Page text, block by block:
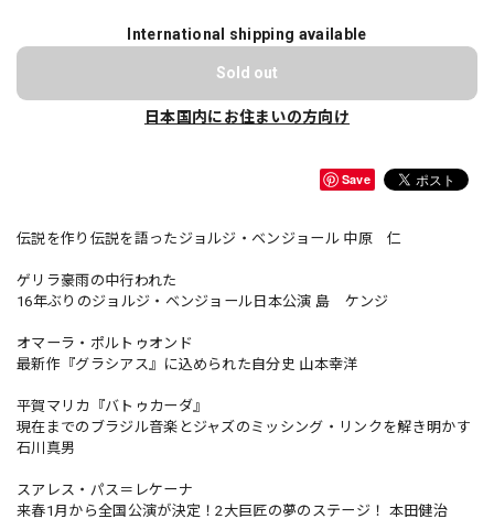
International shipping available
Sold out
日本国内にお住まいの方向け
Save
伝説を作り伝説を語ったジョルジ・ベンジョール 中原 仁
ゲリラ豪雨の中行われた
16年ぶりのジョルジ・ベンジョール日本公演 島 ケンジ
オマーラ・ポルトゥオンド
最新作『グラシアス』に込められた自分史 山本幸洋
平賀マリカ『バトゥカーダ』
現在までのブラジル音楽とジャズのミッシング・リンクを解き明かす
石川真男
スアレス・パス＝レケーナ
来春1月から全国公演が決定！2大巨匠の夢のステージ！ 本田健治